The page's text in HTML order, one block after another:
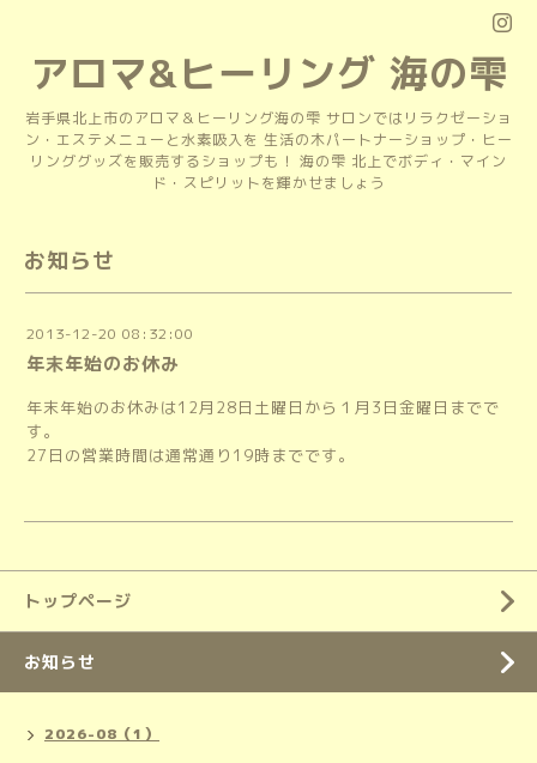
アロマ&ヒーリング 海の雫
岩手県北上市のアロマ＆ヒーリング海の雫 サロンではリラクゼーショ
ン・エステメニューと水素吸入を 生活の木パートナーショップ・ヒー
リンググッズを販売するショップも！ 海の雫 北上でボディ・マイン
ド・スピリットを輝かせましょう
お知らせ
2013-12-20 08:32:00
年末年始のお休み
年末年始のお休みは12月28日土曜日から１月3日金曜日までで
す。
27日の営業時間は通常通り19時までです。
トップページ
お知らせ
2026-08（1）